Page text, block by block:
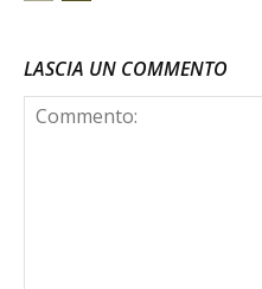
LASCIA UN COMMENTO